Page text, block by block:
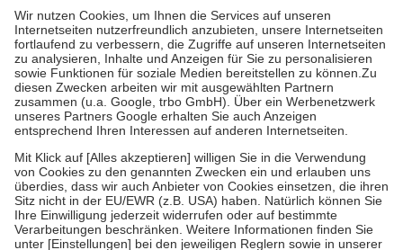
höchstens zehn Euro.
Es sind jedoch nie mehr als die tatsächlichen
Kosten der Leistung zu entrichten.
Diese Regeln gelten grundsätzlich auch für Online-Apotheken.
Bei Heilmitteln und häuslicher Krankenpflege beträgt die
Zuzahlung zehn Prozent der Kosten sowie zehn Euro je
Verordnung.
Um das Engagement der Versicherten für ihre eigene Gesundheit zu
stärken und die besondere Stellung der Familie zu unterstützen,
fallenkeine Zuzahlungenan bei:
• Kindern und Jugendlichen bis zum vollendeten 18. Lebensjahr
mit Ausnahme der Fahrkosten
• Untersuchungen zur Vorsorge und Früherkennung, die von der
GKV getragen werden